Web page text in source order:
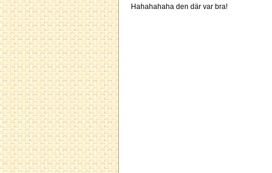
Hahahahaha den där var bra!